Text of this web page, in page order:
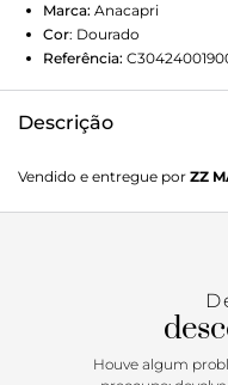
Marca: Anacapri
Cor: Dourado
Referência:
Descrição
dourada. O modelo de
emborrachado, com
dedos, com aplicação
conecta à tira no
afivelado pela lateral.
acolchoada, no mesmo
Vendido e entregue por ZZ
Houve algum